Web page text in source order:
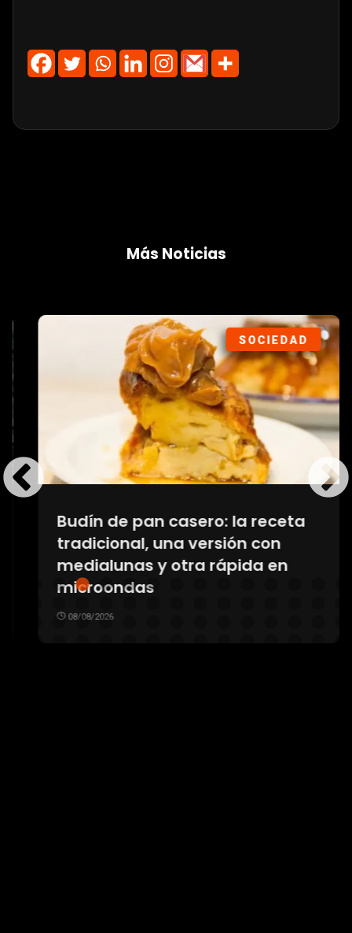
Más Noticias
SOCIEDAD
Budín de pan casero: la receta
tradicional, una versión con
medialunas y otra rápida en
microondas
08/08/2026